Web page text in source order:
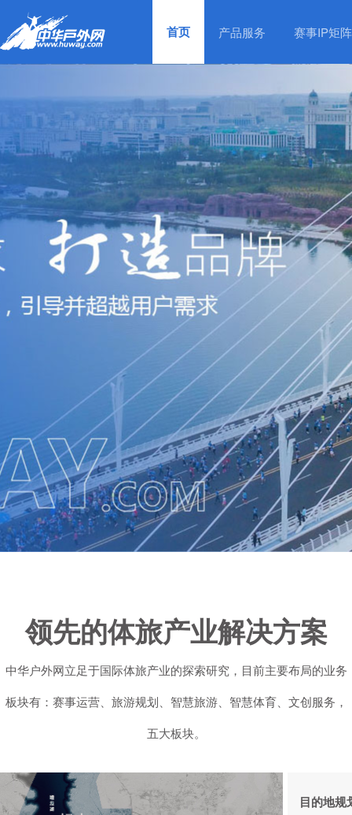
首页 产品服务 赛事IP矩阵
领先的体旅产业解决方案
中华户外网立足于国际体旅产业的探索研究，目前主要布局的业务
板块有：赛事运营、旅游规划、智慧旅游、智慧体育、文创服务，
五大板块。
目的地规